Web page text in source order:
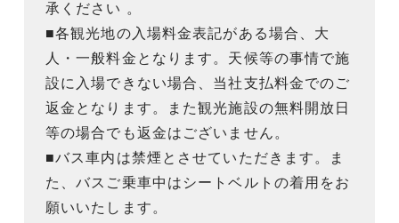
承ください 。
■各観光地の入場料金表記がある場合、大
人・一般料金となります。天候等の事情で施
設に入場できない場合、当社支払料金でのご
返金となります。また観光施設の無料開放日
等の場合でも返金はございません。
■バス車内は禁煙とさせていただきます。ま
た、バスご乗車中はシートベルトの着用をお
願いいたします。